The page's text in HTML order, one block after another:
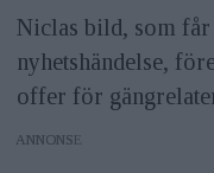
Niclas bild, som
nyhetshändelse,
offer för
ANNONS